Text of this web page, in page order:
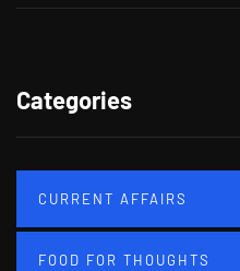
Categories
CURRENT AFFAIRS
FOOD FOR THOUGHTS